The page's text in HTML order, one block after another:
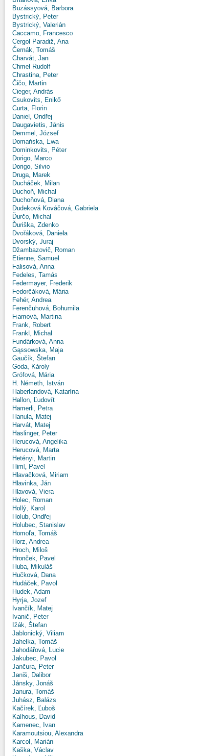
Buzássyová, Barbora
Bystrický, Peter
Bystrický, Valerián
Caccamo, Francesco
Cergol Paradiž, Ana
Černák, Tomáš
Charvát, Jan
Chmel Rudolf
Chrastina, Peter
Čičo, Martin
Cieger, András
Csukovits, Enikő
Curta, Florin
Daniel, Ondřej
Daugavietis, Jānis
Demmel, József
Domańska, Ewa
Dominkovits, Péter
Dorigo, Marco
Dorigo, Silvio
Druga, Marek
Ducháček, Milan
Duchoň, Michal
Duchoňová, Diana
Dudeková Kováčová, Gabriela
Ďurčo, Michal
Ďuriška, Zdenko
Dvořáková, Daniela
Dvorský, Juraj
Džambazovič, Roman
Etienne, Samuel
Falisová, Anna
Fedeles, Tamás
Federmayer, Frederik
Fedorčáková, Mária
Fehér, Andrea
Ferenčuhová, Bohumila
Fiamová, Martina
Frank, Robert
Frankl, Michal
Fundárková, Anna
Gąssowska, Maja
Gaučík, Štefan
Goda, Károly
Grófová, Mária
H. Németh, István
Haberlandová, Katarína
Hallon, Ľudovít
Hamerli, Petra
Hanula, Matej
Harvát, Matej
Haslinger, Peter
Herucová, Angelika
Herucová, Marta
Hetényi, Martin
Himl, Pavel
Hlavačková, Miriam
Hlavinka, Ján
Hlavová, Viera
Holec, Roman
Hollý, Karol
Holub, Ondřej
Holubec, Stanislav
Homoľa, Tomáš
Horz, Andrea
Hroch, Miloš
Hronček, Pavel
Huba, Mikuláš
Hučková, Dana
Hudáček, Pavol
Hudek, Adam
Hyrja, Jozef
Ivančík, Matej
Ivanič, Peter
Ižák, Štefan
Jablonický, Viliam
Jahelka, Tomáš
Jahodářová, Lucie
Jakubec, Pavol
Jančura, Peter
Janiš, Dalibor
Jánsky, Jonáš
Janura, Tomáš
Juhász, Balázs
Kačírek, Ľuboš
Kalhous, David
Kamenec, Ivan
Karamoutsiou, Alexandra
Karcol, Marián
Kaška, Václav